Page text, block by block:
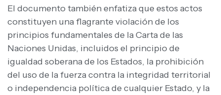
El documento también enfatiza que estos actos
constituyen una flagrante violación de los
principios fundamentales de la Carta de las
Naciones Unidas, incluidos el principio de
igualdad soberana de los Estados, la prohibición
del uso de la fuerza contra la integridad territorial
o independencia política de cualquier Estado, y la